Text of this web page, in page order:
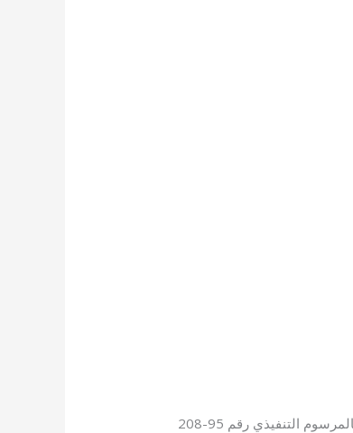
تم إنشاء جامعة سيدي بلعباس بتاريخ 1 أوت 1989 بموجب المرسوم رقم 89-141 المؤرخ في 01/08/1989، والمعدل والمكمل بالمرسوم التنفيذي رقم 95-208